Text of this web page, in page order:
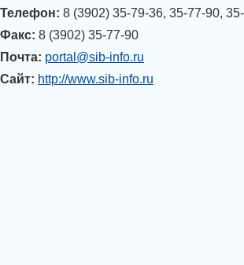
Телефон: 8 (3902) 35-79-36, 35-77-90,
Факс: 8 (3902) 35-77-90
Почта: portal@sib-info.ru
Сайт: http://www.sib-info.ru